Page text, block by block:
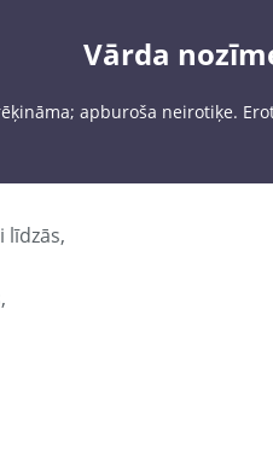
Vārda
apburoša neirotiķe.
līdzās,